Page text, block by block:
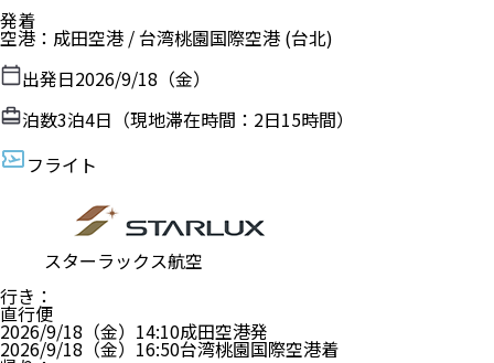
発着
空港 ： 成田空港 /台湾桃園国際空港 (台北)
出発日2026/9/18（金）
泊数3泊4日（現地滞在時間： 2日15時間）
フライト
スターラックス航空
行き ：
直行便
2026/9/18（金） 14:10成田空港発
2026/9/18（金） 16:50台湾桃園国際空港着